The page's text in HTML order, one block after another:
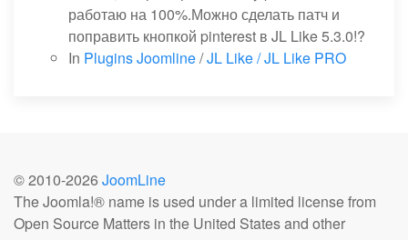
работаю на 100%.Можно сделать патч и
поправить кнопкой pinterest в JL Like 5.3.0!?
In Plugins Joomline/JL Like / JL Like PRO
© 2010-2026 JoomLine
The Joomla!® name is used under a limited license from
Open Source Matters in the United States and other